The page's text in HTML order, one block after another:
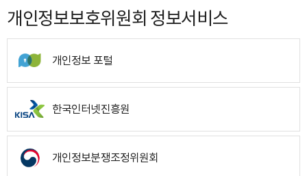
개인정보보호위원회 정보서비스
개인정보 포털
한국인터넷진흥원
개인정보분쟁조정위원회